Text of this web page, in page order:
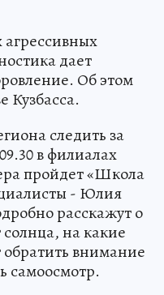
дает
Об этом
Кузбасса.
следить за
в филиалах
пройдет «Школа
- Юлия
расскажут о
на какие
внимание
самоосмотр.